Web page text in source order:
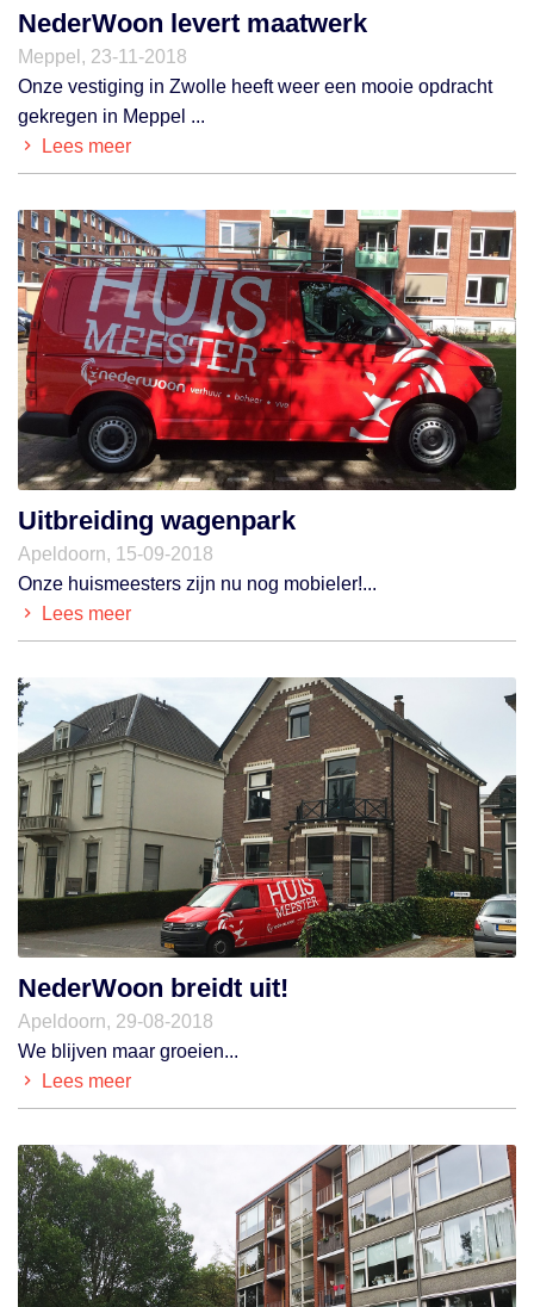
NederWoon levert maatwerk
Meppel, 23-11-2018
Onze vestiging in Zwolle heeft weer een mooie opdracht
gekregen in Meppel ...
Lees meer
Uitbreiding wagenpark
Apeldoorn, 15-09-2018
Onze huismeesters zijn nu nog mobieler!...
Lees meer
NederWoon breidt uit!
Apeldoorn, 29-08-2018
We blijven maar groeien...
Lees meer